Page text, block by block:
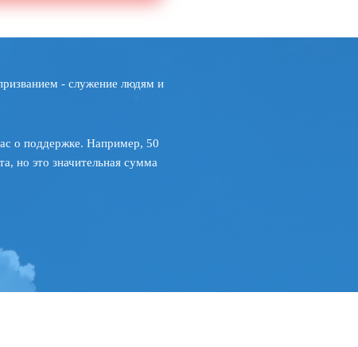
- служение людям и
о поддержке. Например, 50
но это значительная сумма